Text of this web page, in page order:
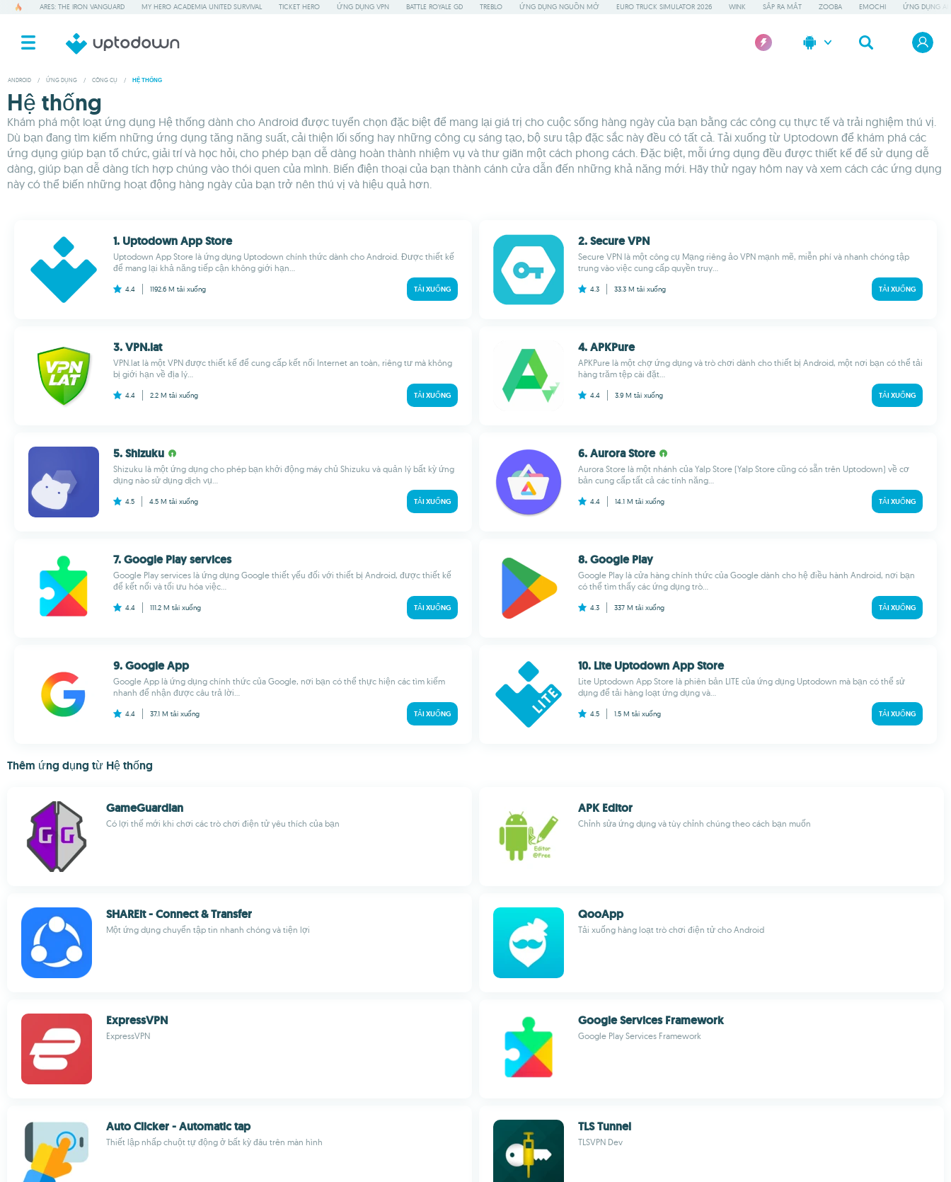
ARES: THE IRON VANGUARD MY HERO ACADEMIA UNITED SURVIVAL TICKET HERO ỨNG DỤNG VPN BATTLE ROYALE GD TREBLO ỨNG DỤNG NGUỒN MỞ EURO TRUCK SIMULATOR 2026 WINK SẮP RA MẮT ZOOBA EMOCHI ỨNG DỤNG AI
ANDROID / ỨNG DỤNG / CÔNG CỤ / HỆ THỐNG
Hệ thống
Khám phá một loạt ứng dụng Hệ thống dành cho Android được tuyển chọn đặc biệt để mang lại giá trị cho cuộc sống hàng ngày của bạn bằng các công cụ thực tế và trải nghiệm thú vị.
Dù bạn đang tìm kiếm những ứng dụng tăng năng suất, cải thiện lối sống hay những công cụ sáng tạo, bộ sưu tập đặc sắc này đều có tất cả. Tải xuống từ Uptodown để khám phá các
ứng dụng giúp bạn tổ chức, giải trí và học hỏi, cho phép bạn dễ dàng hoàn thành nhiệm vụ và thư giãn một cách phong cách. Đặc biệt, mỗi ứng dụng đều được thiết kế để sử dụng dễ
dàng, giúp bạn dễ dàng tích hợp chúng vào thói quen của mình. Biến điện thoại của bạn thành cánh cửa dẫn đến những khả năng mới. Hãy thử ngay hôm nay và xem cách các ứng dụng
này có thể biến những hoạt động hàng ngày của bạn trở nên thú vị và hiệu quả hơn.
1. Uptodown App Store
Uptodown App Store là ứng dụng Uptodown chính thức dành cho Android. Được thiết kế
để mang lại khả năng tiếp cận không giới hạn...
4.4 1192.6 M tải xuống TẢI XUỐNG
2. Secure VPN
Secure VPN là một công cụ Mạng riêng ảo VPN mạnh mẽ, miễn phí và nhanh chóng tập
trung vào việc cung cấp quyền truy...
4.3 33.3 M tải xuống TẢI XUỐNG
3. VPN.lat
VPN.lat là một VPN được thiết kế để cung cấp kết nối Internet an toàn, riêng tư mà không
bị giới hạn về địa lý...
4.4 2.2 M tải xuống TẢI XUỐNG
4. APKPure
APKPure là một chợ ứng dụng và trò chơi dành cho thiết bị Android, một nơi bạn có thể tải
hàng trăm tệp cài đặt...
4.4 3.9 M tải xuống TẢI XUỐNG
5. Shizuku
Shizuku là một ứng dụng cho phép bạn khởi động máy chủ Shizuku và quản lý bất kỳ ứng
dụng nào sử dụng dịch vụ...
4.5 4.5 M tải xuống TẢI XUỐNG
6. Aurora Store
Aurora Store là một nhánh của Yalp Store (Yalp Store cũng có sẵn trên Uptodown) về cơ
bản cung cấp tất cả các tính năng...
4.4 14.1 M tải xuống TẢI XUỐNG
7. Google Play services
Google Play services là ứng dụng Google thiết yếu đối với thiết bị Android, được thiết kế
để kết nối và tối ưu hóa việc...
4.4 111.2 M tải xuống TẢI XUỐNG
8. Google Play
Google Play là cửa hàng chính thức của Google dành cho hệ điều hành Android, nơi bạn
có thể tìm thấy các ứng dụng trò...
4.3 337 M tải xuống TẢI XUỐNG
9. Google App
Google App là ứng dụng chính thức của Google, nơi bạn có thể thực hiện các tìm kiếm
nhanh để nhận được câu trả lời...
4.4 37.1 M tải xuống TẢI XUỐNG
10. Lite Uptodown App Store
Lite Uptodown App Store là phiên bản LITE của ứng dụng Uptodown mà bạn có thể sử
dụng để tải hàng loạt ứng dụng và...
4.5 1.5 M tải xuống TẢI XUỐNG
Thêm ứng dụng từ Hệ thống
GameGuardian
Có lợi thế mới khi chơi các trò chơi điện tử yêu thích của bạn
APK Editor
Chỉnh sửa ứng dụng và tùy chỉnh chúng theo cách bạn muốn
SHAREit - Connect & Transfer
Một ứng dụng chuyển tập tin nhanh chóng và tiện lợi
QooApp
Tải xuống hàng loạt trò chơi điện tử cho Android
ExpressVPN
ExpressVPN
Google Services Framework
Google Play Services Framework
Auto Clicker - Automatic tap
Thiết lập nhấp chuột tự động ở bất kỳ đâu trên màn hình
TLS Tunnel
TLSVPN Dev